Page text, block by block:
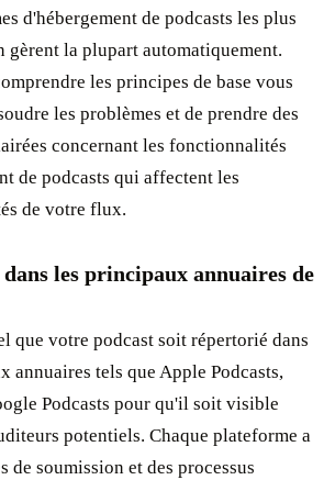
d'hébergement de podcasts les plus
gèrent la plupart automatiquement.
les principes de base vous
les problèmes et de prendre des
concernant les fonctionnalités
de podcasts qui affectent les
de votre flux.
les principaux annuaires de
que votre podcast soit répertorié dans
annuaires tels que Apple Podcasts,
Podcasts pour qu'il soit visible
potentiels. Chaque plateforme a
de soumission et des processus